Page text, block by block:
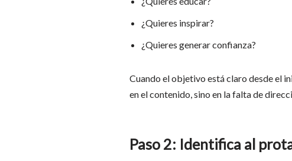
¿Quieres inspirar?
¿Quieres generar confianza?
Cuando el objetivo está claro desde el
en el contenido, sino en la falta de
Paso 2: Identifica al